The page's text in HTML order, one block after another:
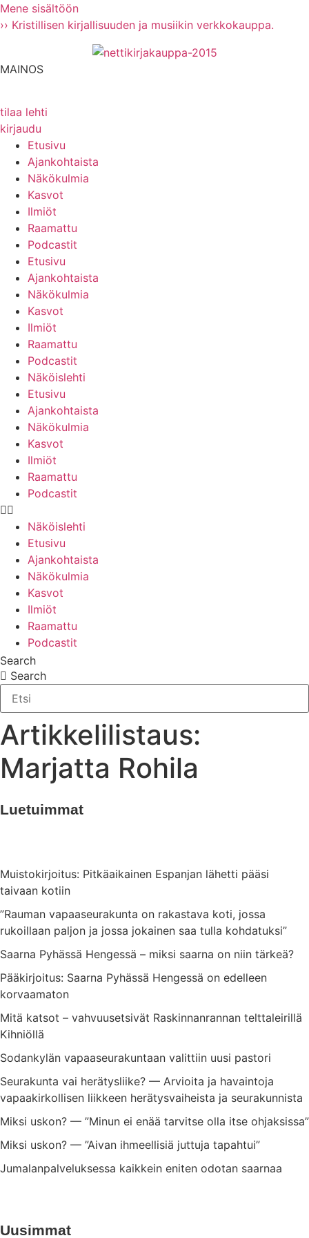
Mene sisältöön
›› Kristillisen kirjallisuuden ja musiikin verkkokauppa.
MAINOS
tilaa lehti
kirjaudu
Etusivu
Ajankohtaista
Näkökulmia
Kasvot
Ilmiöt
Raamattu
Podcastit
Etusivu
Ajankohtaista
Näkökulmia
Kasvot
Ilmiöt
Raamattu
Podcastit
Näköislehti
Etusivu
Ajankohtaista
Näkökulmia
Kasvot
Ilmiöt
Raamattu
Podcastit
Näköislehti
Etusivu
Ajankohtaista
Näkökulmia
Kasvot
Ilmiöt
Raamattu
Podcastit
Search
Search
Artikkelilistaus:
Marjatta Rohila
Luetuimmat
Muistokirjoitus: Pitkäaikainen Espanjan lähetti pääsi
taivaan kotiin
”Rauman vapaaseurakunta on rakastava koti, jossa
rukoillaan paljon ja jossa jokainen saa tulla kohdatuksi”
Saarna Pyhässä Hengessä – miksi saarna on niin tärkeä?
Pääkirjoitus: Saarna Pyhässä Hengessä on edelleen
korvaamaton
Mitä katsot – vahvuusetsivät Raskinnanrannan telttaleirillä
Kihniöllä
Sodankylän vapaaseurakuntaan valittiin uusi pastori
Seurakunta vai herätysliike? — Arvioita ja havaintoja
vapaakirkollisen liikkeen herätysvaiheista ja seurakunnista
Miksi uskon? — ”Minun ei enää tarvitse olla itse ohjaksissa”
Miksi uskon? — ”Aivan ihmeellisiä juttuja tapahtui”
Jumalanpalveluksessa kaikkein eniten odotan saarnaa
Uusimmat